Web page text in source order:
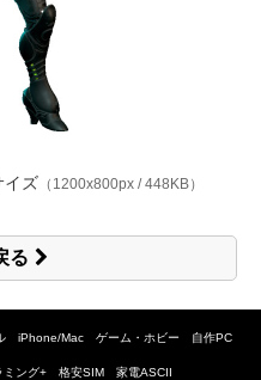
イズ （1200x800px / 448KB）
る
iPhone/Mac ゲーム・ホビー 自作PC
ミング+ 格安SIM 家電ASCII